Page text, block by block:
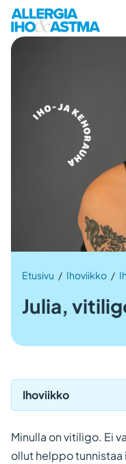
Etusivu / Ihoviikko /
Julia,
Ihoviikko
Minulla on vitiligo. Ei
ollut helppo